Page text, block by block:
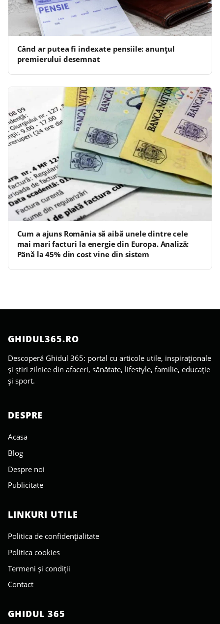
Când ar putea fi indexate pensiile: anunțul
premierului desemnat
Cum a ajuns România să aibă unele dintre cele
mai mari facturi la energie din Europa. Analiză:
Până la 45% din cost vine din sistem
GHIDUL365.RO
Descoperă Ghidul 365: portal cu articole utile, inspiraționale
și știri zilnice din afaceri, sănătate, lifestyle, familie, educație
și sport.
DESPRE
Acasa
Blog
Despre noi
Publicitate
LINKURI UTILE
Politica de confidențialitate
Politica cookies
Termeni și condiții
Contact
GHIDUL 365